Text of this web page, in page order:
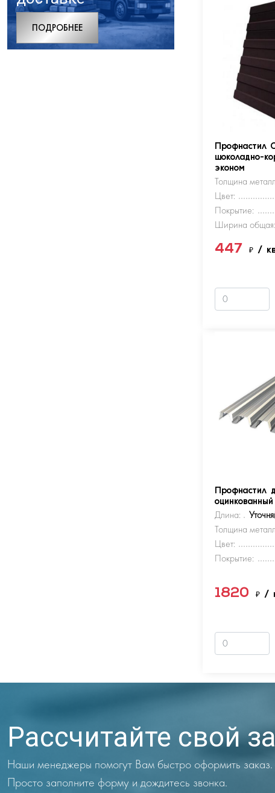
ПОДРОБНЕЕ
Профнастил
шоколадно-
эконом
Толщина
Цвет:
Покрытие:
Ширина общая:
447₽/
Профнастил
Длина:
Толщина
Цвет:
Покрытие:
1820₽/
Рассчитайте свой
Наши менеджеры помогут Вам быстро оформить заказ.
Просто заполните форму и дождитесь звонка.